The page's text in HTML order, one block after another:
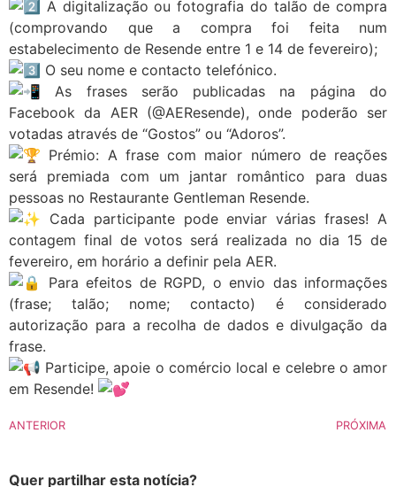
A digitalização ou fotografia do talão de compra
(comprovando que a compra foi feita num
estabelecimento de Resende entre 1 e 14 de fevereiro);
O seu nome e contacto telefónico.
As frases serão publicadas na página do
Facebook da AER (@AEResende), onde poderão ser
votadas através de “Gostos” ou “Adoros”.
Prémio: A frase com maior número de reações
será premiada com um jantar romântico para duas
pessoas no Restaurante Gentleman Resende.
Cada participante pode enviar várias frases! A
contagem final de votos será realizada no dia 15 de
fevereiro, em horário a definir pela AER.
Para efeitos de RGPD, o envio das informações
(frase; talão; nome; contacto) é considerado
autorização para a recolha de dados e divulgação da
frase.
Participe, apoie o comércio local e celebre o amor
em Resende!
ANTERIOR PRÓXIMA
Quer partilhar esta notícia?